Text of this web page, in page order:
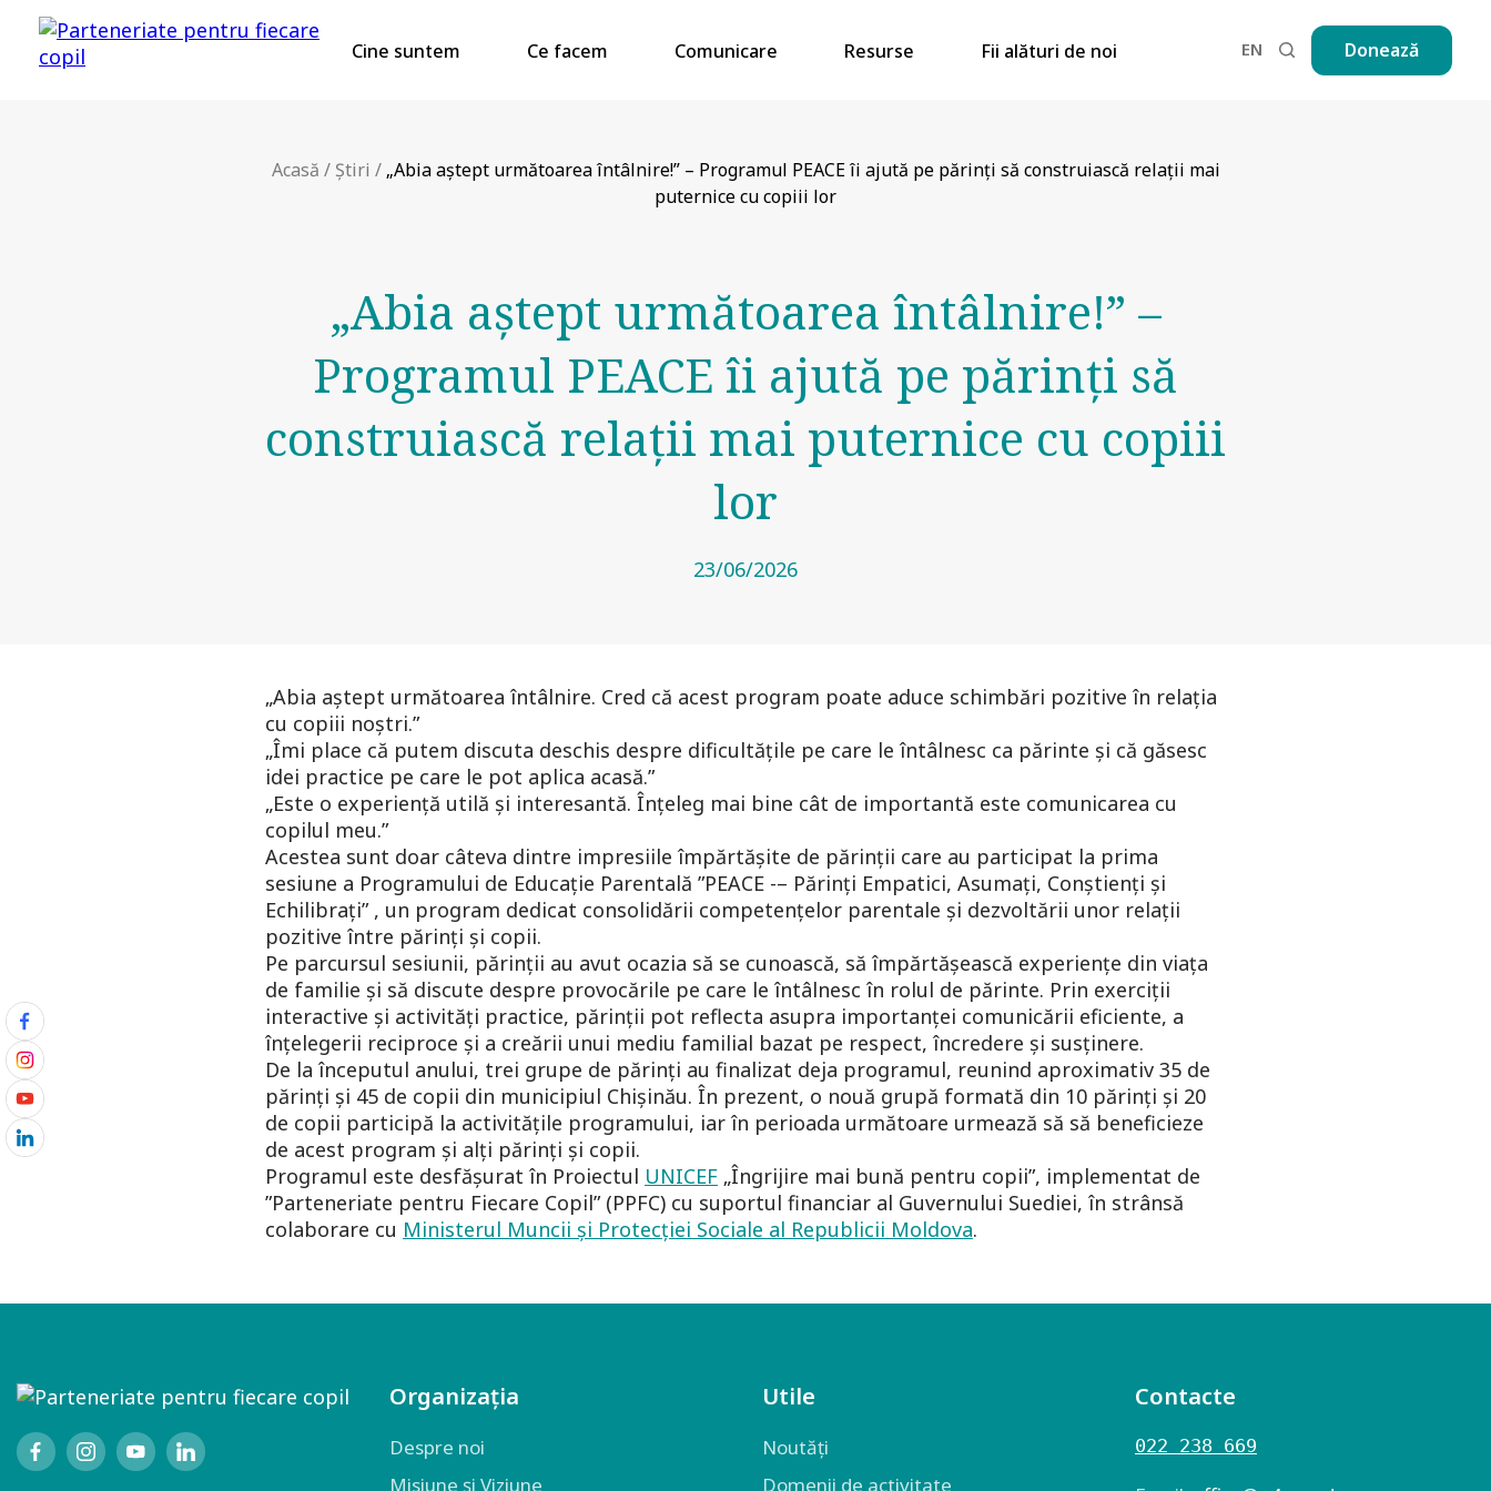
Cine suntem Ce facem Comunicare Resurse Fii alături de noi EN Donează
Acasă / Știri / „Abia aștept următoarea întâlnire!” – Programul PEACE îi ajută pe părinți să construiască relații mai
puternice cu copiii lor
„Abia aștept următoarea întâlnire!” –
Programul PEACE îi ajută pe părinți să
construiască relații mai puternice cu copiii
lor
23/06/2026
„Abia aștept următoarea întâlnire. Cred că acest program poate aduce schimbări pozitive în relația
cu copiii noștri.”
„Îmi place că putem discuta deschis despre dificultățile pe care le întâlnesc ca părinte și că găsesc
idei practice pe care le pot aplica acasă.”
„Este o experiență utilă și interesantă. Înțeleg mai bine cât de importantă este comunicarea cu
copilul meu.”
Acestea sunt doar câteva dintre impresiile împărtășite de părinții care au participat la prima
sesiune a Programului de Educație Parentală ”PEACE -– Părinți Empatici, Asumați, Conștienți și
Echilibrați” , un program dedicat consolidării competențelor parentale și dezvoltării unor relații
pozitive între părinți și copii.
Pe parcursul sesiunii, părinții au avut ocazia să se cunoască, să împărtășească experiențe din viața
de familie și să discute despre provocările pe care le întâlnesc în rolul de părinte. Prin exerciții
interactive și activități practice, părinții pot reflecta asupra importanței comunicării eficiente, a
înțelegerii reciproce și a creării unui mediu familial bazat pe respect, încredere și susținere.
De la începutul anului, trei grupe de părinți au finalizat deja programul, reunind aproximativ 35 de
părinți și 45 de copii din municipiul Chișinău. În prezent, o nouă grupă formată din 10 părinți și 20
de copii participă la activitățile programului, iar în perioada următoare urmează să să beneficieze
de acest program și alți părinți și copii.
Programul este desfășurat în Proiectul UNICEF „Îngrijire mai bună pentru copii”, implementat de
”Parteneriate pentru Fiecare Copil” (PPFC) cu suportul financiar al Guvernului Suediei, în strânsă
colaborare cu Ministerul Muncii și Protecţiei Sociale al Republicii Moldova.
Organizația
Despre noi
Misiune și Viziune
Utile
Noutăți
Domenii de activitate
Contacte
022 238 669